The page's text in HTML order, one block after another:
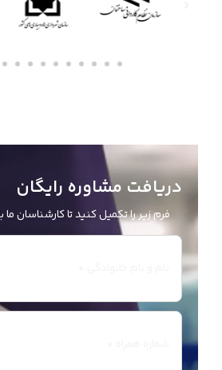
دریافت مشاوره رایگان
فرم زیر را تکمیل کنید تا کارشناسان ما
و
نام
همراه